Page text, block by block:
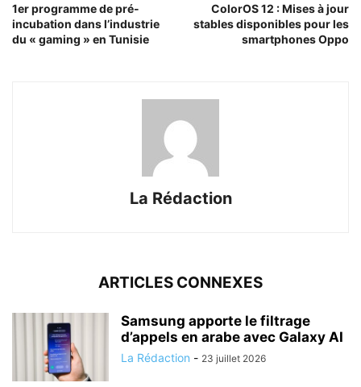
1er programme de pré-
incubation dans l’industrie
du « gaming » en Tunisie
ColorOS 12 : Mises à jour
stables disponibles pour les
smartphones Oppo
La Rédaction
ARTICLES CONNEXES
Samsung apporte le filtrage
d’appels en arabe avec Galaxy AI
La Rédaction - 23 juillet 2026